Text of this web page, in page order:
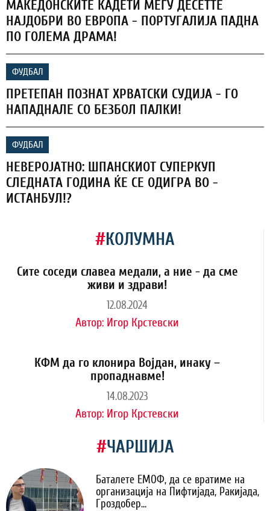
МАКЕДОНСКИТЕ КАДЕТИ МЕЃУ ДЕСЕТТЕ
НАЈДОБРИ ВО ЕВРОПА - ПОРТУГАЛИЈА ПАДНА
ПО ГОЛЕМА ДРАМА!
ФУДБАЛ
ПРЕТЕПАН ПОЗНАТ ХРВАТСКИ СУДИЈА - ГО
НАПАДНАЛЕ СО БЕЗБОЛ ПАЛКИ!
ФУДБАЛ
НЕВЕРОЈАТНО: ШПАНСКИОТ СУПЕРКУП
СЛЕДНАТА ГОДИНА ЌЕ СЕ ОДИГРА ВО -
ИСТАНБУЛ!?
#КОЛУМНА
Сите соседи славеа медали, а ние - да сме
живи и здрави!
12.08.2024
Автор: Игор Крстевски
КФМ да го клонира Војдан, инаку –
пропаднавме!
14.08.2023
Автор: Игор Крстевски
#ЧАРШИЈА
Баталете ЕМОФ, да се вратиме на
организација на Пифтијада, Ракијада,
Гроздобер...